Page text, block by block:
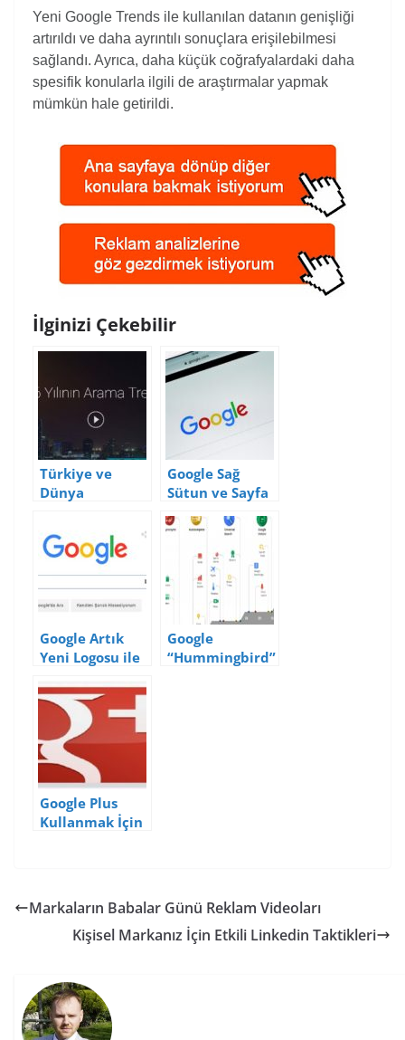
Yeni Google Trends ile kullanılan datanın genişliği
artırıldı ve daha ayrıntılı sonuçlara erişilebilmesi
sağlandı. Ayrıca, daha küçük coğrafyalardaki daha
spesifik konularla ilgili de araştırmalar yapmak
mümkün hale getirildi.
İlginizi Çekebilir
Türkiye ve
Dünya
Google’da En
Çok Arananlar
Google Sağ
Sütun ve Sayfa
Üstü
Reklamlarda
Değişikliğe Gitti
Google Artık
Yeni Logosu ile
Google
“Hummingbird”
Google Plus
Kullanmak İçin
Markaların Babalar Günü Reklam Videoları
Kişisel Markanız İçin Etkili Linkedin Taktikleri